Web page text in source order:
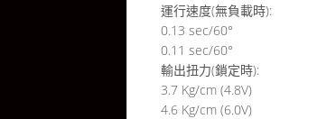
運行速度(無負載時):
0.13 sec/60°
0.11 sec/60°
輸出扭力(鎖定時):
3.7 Kg/cm (4.8V)
4.6 Kg/cm (6.0V)